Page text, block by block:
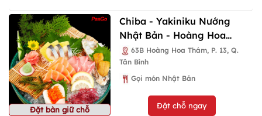
Đặt bàn giữ chỗ
Chiba - Yakiniku Nướng
Nhật Bản - Hoàng Hoa
Thám
63B Hoàng Hoa Thám, P. 13, Q.
Tân Bình
Gọi món Nhật Bản
Đặt chỗ ngay